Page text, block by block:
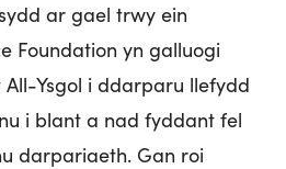
ar gael trwy ein
Foundation yn galluogi
Ysgol i ddarparu llefydd
i blant a nad fyddant fel
darpariaeth. Gan roi